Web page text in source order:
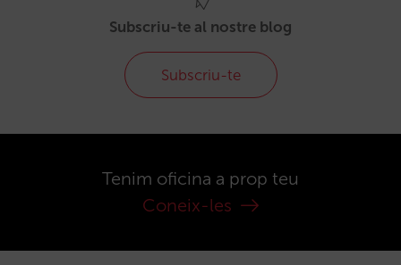
Subscriu-te al nostre blog
Subscriu-te
Tenim oficina a prop teu
Coneix-les